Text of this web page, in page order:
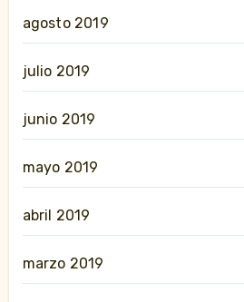
agosto 2019
julio 2019
junio 2019
mayo 2019
abril 2019
marzo 2019